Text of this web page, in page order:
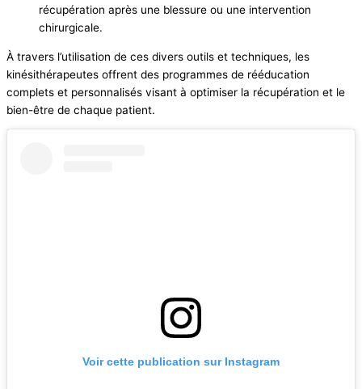
récupération après une blessure ou une intervention
chirurgicale.
À travers l’utilisation de ces divers outils et techniques, les
kinésithérapeutes offrent des programmes de rééducation
complets et personnalisés visant à optimiser la récupération et le
bien-être de chaque patient.
Voir cette publication sur Instagram